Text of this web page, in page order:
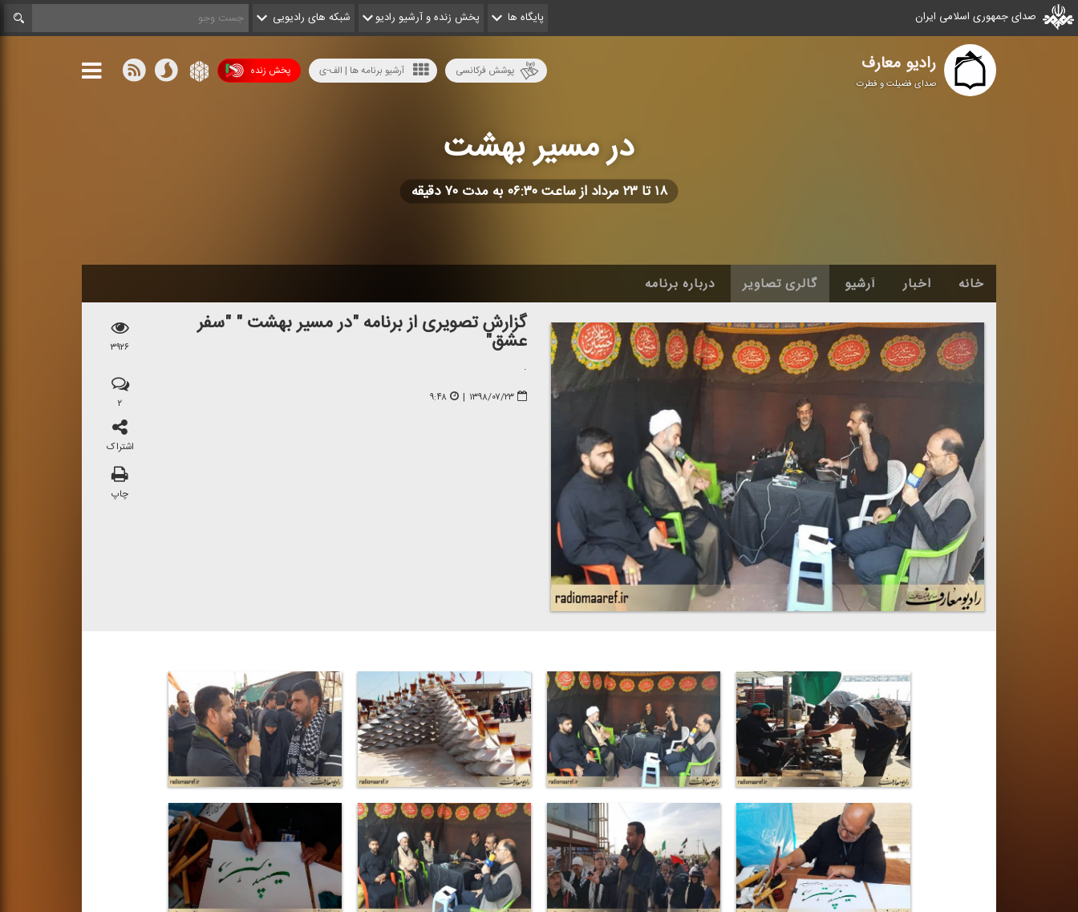
صدای جمهوری اسلامی ایران پایگاه ها پخش زنده و آرشیو رادیو شبکه های رادیویی
رادیو معارف
صدای فضیلت و فطرت
پخش زنده آرشیو برنامه ها | الف-ی پوشش فرکانسی
در مسیر بهشت
۱۸ تا ۲۳ مرداد از ساعت ۰۶:۳۰ به مدت ۷۰ دقیقه
خانه اخبار آرشیو گالری تصاویر درباره برنامه
گزارش تصویری از برنامه "در مسیر بهشت " "سفر
عشق"
.
۱۳۹۸/۰۷/۲۳ | ۹:۴۸
۳۹۲۶
۲
اشتراک
چاپ